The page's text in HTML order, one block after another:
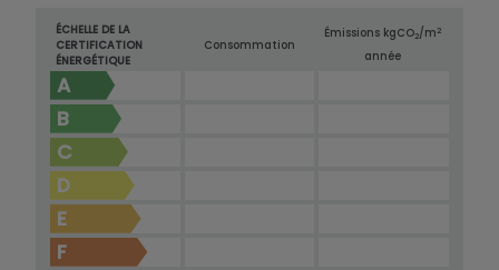
ÉCHELLE DE LA
CERTIFICATION
ÉNERGÉTIQUE
Consommation
Émissions kgCO2/m2
année
A
B
C
D
E
F